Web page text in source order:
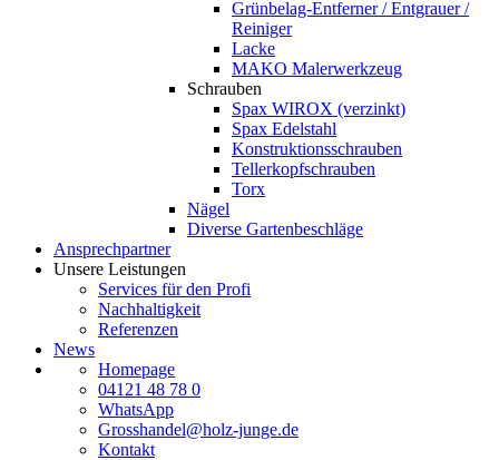
Grünbelag-Entferner / Entgrauer /
Reiniger
Lacke
MAKO Malerwerkzeug
Schrauben
Spax WIROX (verzinkt)
Spax Edelstahl
Konstruktionsschrauben
Tellerkopfschrauben
Torx
Nägel
Diverse Gartenbeschläge
Ansprechpartner
Unsere Leistungen
Services für den Profi
Nachhaltigkeit
Referenzen
News
Homepage
04121 48 78 0
WhatsApp
Grosshandel@holz-junge.de
Kontakt